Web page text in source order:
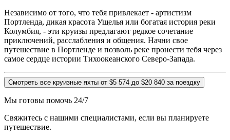
Независимо от того, что тебя привлекает - артистизм
Портленда, дикая красота Ущелья или богатая история реки
Колумбия, - эти круизы предлагают редкое сочетание
приключений, расслабления и общения. Начни свое
путешествие в Портленде и позволь реке пронести тебя через
самое сердце истории Тихоокеанского Северо-Запада.
Смотреть все круизные яхты от $5 574 до $20 840 за поездку
Мы готовы помочь 24/7
Свяжитесь с нашими специалистами, если вы планируете
путешествие.